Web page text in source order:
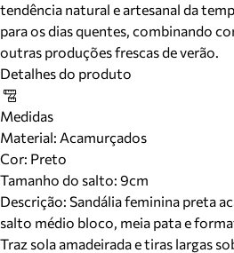
tendência natural e artesanal da
para os dias quentes, combinando
outras produções frescas de verão.
Detalhes do produto
Medidas
Material: Acamurçados
Cor: Preto
Tamanho do salto: 9cm
Descrição: Sandália feminina preta
salto médio bloco, meia pata e
Traz sola amadeirada e tiras largas